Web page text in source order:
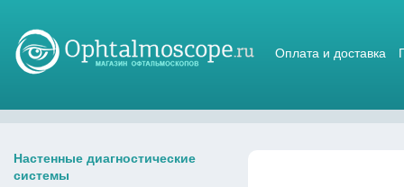
Оплата и доставка
Настенные диагностические
системы